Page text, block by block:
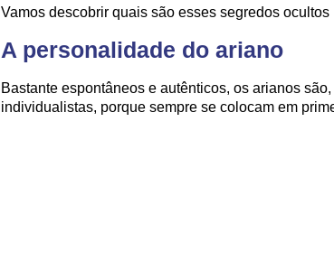
Vamos descobrir quais são esses segredos
A personalidade do ariano
Bastante espontâneos e autênticos, os arianos
individualistas, porque sempre se colocam em